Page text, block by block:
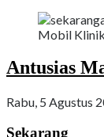
Mobil Klinik
Antusias
Rabu, 5 Agustus
Sekarang